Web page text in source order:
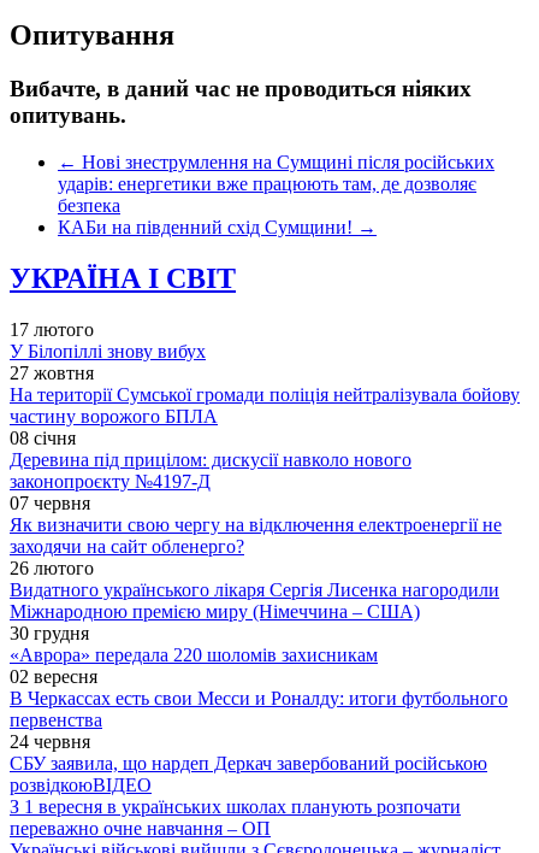
Опитування
Вибачте, в даний час не проводиться ніяких
опитувань.
← Нові знеструмлення на Сумщині після російських
ударів: енергетики вже працюють там, де дозволяє
безпека
КАБи на південний схід Сумщини! →
УКРАЇНА І СВІТ
17 лютого
У Білопіллі знову вибух
27 жовтня
На території Сумської громади поліція нейтралізувала бойову
частину ворожого БПЛА
08 січня
Деревина під прицілом: дискусії навколо нового
законопроєкту №4197-Д
07 червня
Як визначити свою чергу на відключення електроенергії не
заходячи на сайт обленерго?
26 лютого
Видатного українського лікаря Сергія Лисенка нагородили
Міжнародною премією миру (Німеччина – США)
30 грудня
«Аврора» передала 220 шоломів захисникам
02 вересня
В Черкассах есть свои Месси и Роналду: итоги футбольного
первенства
24 червня
СБУ заявила, що нардеп Деркач завербований російською
розвідкоюВІДЕО
З 1 вересня в українських школах планують розпочати
переважно очне навчання – ОП